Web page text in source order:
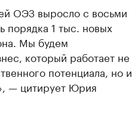
ОЭЗ выросло с восьми
порядка 1 тыс. новых
Мы будем
который работает не
потенциала, но и
— цитирует Юрия